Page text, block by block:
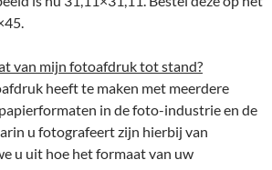
van mijn fotoafdruk tot stand?
heeft te maken met meerdere
in de foto-industrie en de
u fotografeert zijn hierbij van
u uit hoe het formaat van uw